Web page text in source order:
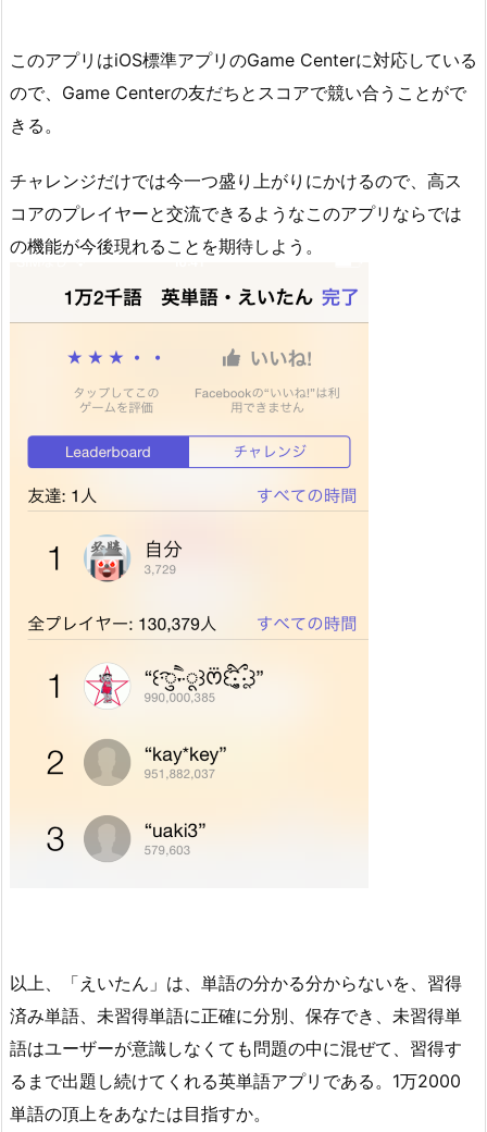
このアプリはiOS標準アプリのGame Centerに対応している
ので、Game Centerの友だちとスコアで競い合うことがで
きる。
チャレンジだけでは今一つ盛り上がりにかけるので、高ス
コアのプレイヤーと交流できるようなこのアプリならでは
の機能が今後現れることを期待しよう。
以上、「えいたん」は、単語の分かる分からないを、習得
済み単語、未習得単語に正確に分別、保存でき、未習得単
語はユーザーが意識しなくても問題の中に混ぜて、習得す
るまで出題し続けてくれる英単語アプリである。1万2000
単語の頂上をあなたは目指すか。